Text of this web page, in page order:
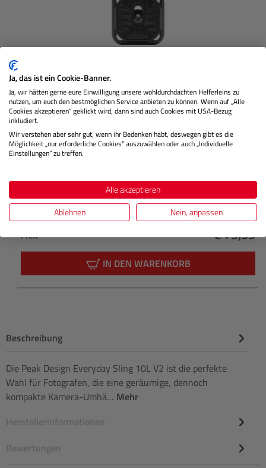
Capture Camera Clip v3 inkl. Platte (Schwarz)
Preis € 79,99
IN DEN WARENKORB
Beschreibung
Die Peak Design Everyday Sling 10L V2 ist die perfekte
Wahl für Fotografen, die eine geräumige, dennoch
kompakte Kamera-Umhä… Mehr
Herstellerinformationen
Bewertungen
Ja, das ist ein Cookie-Banner.
Ja, wir hätten gerne eure Einwilligung unsere wohldurchdachten Helferleins zu
nutzen, um euch den bestmöglichen Service anbieten zu können. Wenn auf „Alle
Cookies akzeptieren“ geklickt wird, dann sind auch Cookies mit USA-Bezug
inkludiert.
Wir verstehen aber sehr gut, wenn ihr Bedenken habt, deswegen gibt es die
Möglichkeit „nur erforderliche Cookies“ auszuwählen oder auch „Individuelle
Einstellungen“ zu treffen.
Alle akzeptieren
Ablehnen
Nein, anpassen